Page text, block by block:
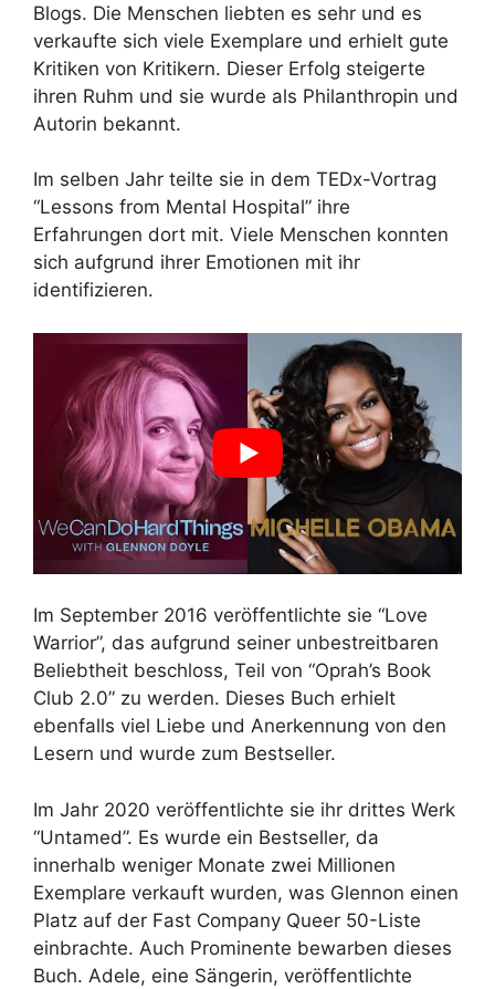
Blogs. Die Menschen liebten es sehr und es
verkaufte sich viele Exemplare und erhielt gute
Kritiken von Kritikern. Dieser Erfolg steigerte
ihren Ruhm und sie wurde als Philanthropin und
Autorin bekannt.
Im selben Jahr teilte sie in dem TEDx-Vortrag
“Lessons from Mental Hospital” ihre
Erfahrungen dort mit. Viele Menschen konnten
sich aufgrund ihrer Emotionen mit ihr
identifizieren.
Im September 2016 veröffentlichte sie “Love
Warrior”, das aufgrund seiner unbestreitbaren
Beliebtheit beschloss, Teil von “Oprah’s Book
Club 2.0” zu werden. Dieses Buch erhielt
ebenfalls viel Liebe und Anerkennung von den
Lesern und wurde zum Bestseller.
Im Jahr 2020 veröffentlichte sie ihr drittes Werk
“Untamed”. Es wurde ein Bestseller, da
innerhalb weniger Monate zwei Millionen
Exemplare verkauft wurden, was Glennon einen
Platz auf der Fast Company Queer 50-Liste
einbrachte. Auch Prominente bewarben dieses
Buch. Adele, eine Sängerin, veröffentlichte